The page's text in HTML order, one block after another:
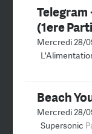
Telegram
(1ere
Mercredi 28/
Beach
Mercredi 28/
Supersonic